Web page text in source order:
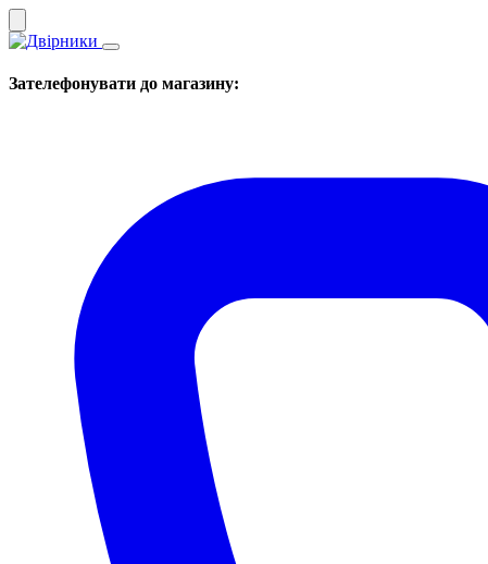
Зателефонувати до магазину: